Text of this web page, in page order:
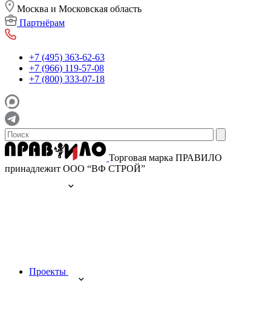
Москва и Московская область
Партнёрам
+7 (495) 363-62-63
+7 (966) 119-57-08
+7 (800) 333-07-18
Торговая марка ПРАВИЛО
принадлежит ООО “ВФ СТРОЙ”
Проекты